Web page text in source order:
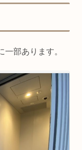
部あります。